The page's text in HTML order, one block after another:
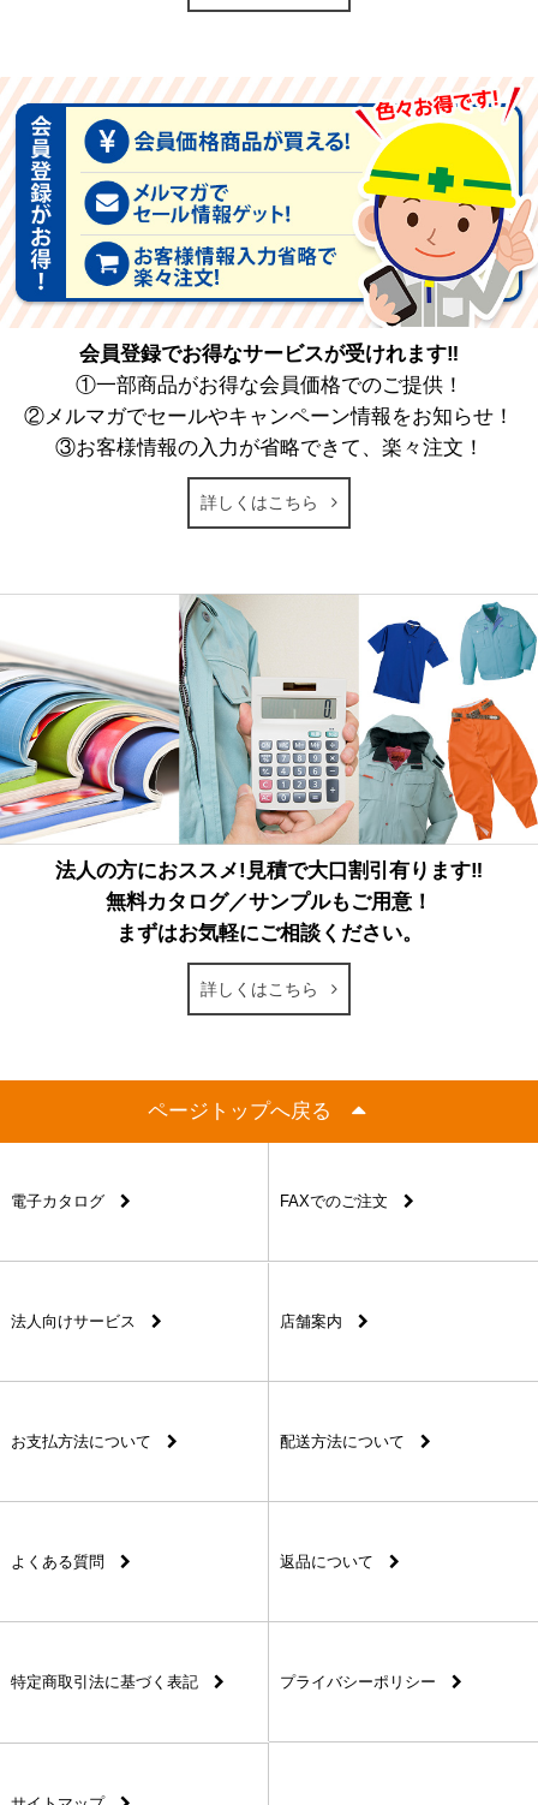
会員登録でお得なサービスが受けれます‼
①一部商品がお得な会員価格でのご提供！
②メルマガでセールやキャンペーン情報をお知らせ！
③お客様情報の入力が省略できて、楽々注文！
詳しくはこちら
法人の方におススメ!見積で大口割引有ります‼
無料カタログ／サンプルもご用意！
まずはお気軽にご相談ください。
詳しくはこちら
ページトップへ戻る
電子カタログ FAXでのご注文
法人向けサービス 店舗案内
お支払方法について 配送方法について
よくある質問 返品について
特定商取引法に基づく表記 プライバシーポリシー